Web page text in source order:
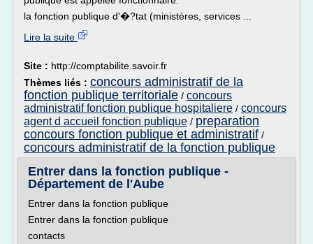
la fonction publique d'�?tat (ministères, services ...
Lire la suite
Site : http://comptabilite.savoir.fr
Thèmes liés : concours administratif de la
fonction publique territoriale / concours
administratif fonction publique hospitaliere / concours
agent d accueil fonction publique / preparation
concours fonction publique et administratif /
concours administratif de la fonction publique
Entrer dans la fonction publique -
Département de l'Aube
Entrer dans la fonction publique
Entrer dans la fonction publique
contacts